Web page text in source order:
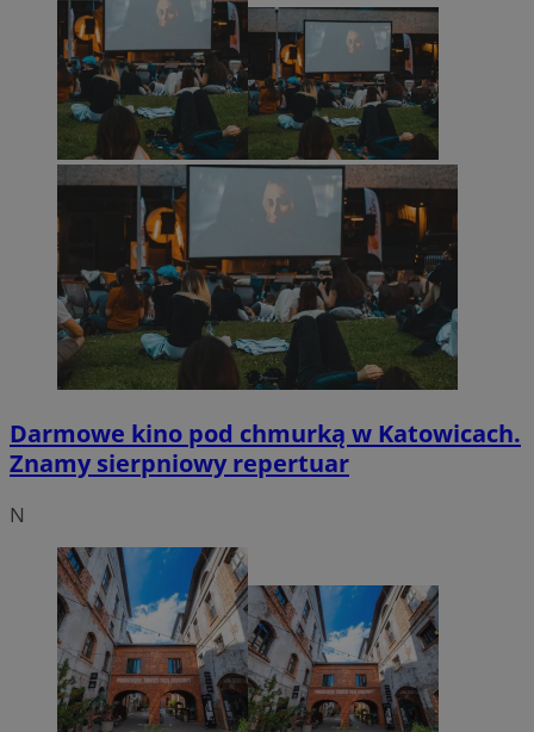
Darmowe kino pod chmurką w Katowicach.
Znamy sierpniowy repertuar
N